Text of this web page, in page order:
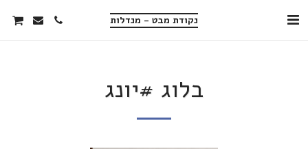
נקודת מבט - מנדלות
בלוג #יונג